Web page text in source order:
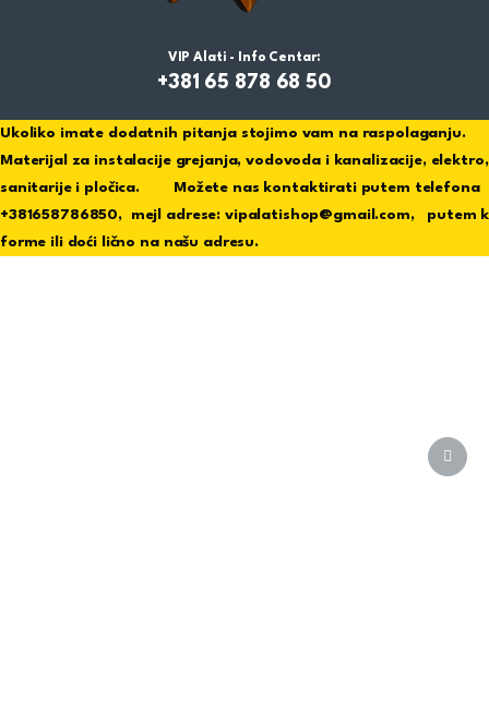
VIP Alati - Info Centar:
+381 65 878 68 50
Ukoliko imate dodatnih pitanja stojimo vam na
Materijal za instalacije grejanja, vodovoda i kanalizacije,
sanitarije i pločica. Možete nas kontaktirati putem telefona
+381658786850, mejl adrese: vipalatishop@gmail.com, putem
forme ili doći lično na našu adresu.